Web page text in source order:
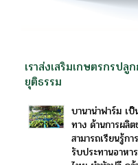
เราส่งเสริมเกษตรกรปลู
ยุติธรรม
บานาน่าฟาร์ม เ
ทาง ด้านการผลิ
สามารถเรียนรู้ก
รับประทานอาหา